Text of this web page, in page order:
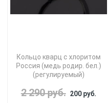
Кольцо кварц с хлоритом
Россия (медь родир. бел.)
(регулируемый)
2 290 руб. 200 руб.